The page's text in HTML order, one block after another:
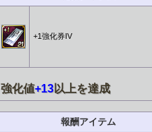
+1強化券IV
強化値+13以上を達成
報酬アイテム